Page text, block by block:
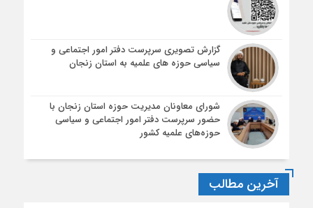
گزارش تصویری سرپرست دفتر امور اجتماعی و
سیاسی حوزه های علمیه به استان زنجان
شورای معاونان مدیریت حوزه استان زنجان با
حضور سرپرست دفتر امور اجتماعی و سیاسی
حوزه‌های علمیه کشور
آخرین مطالب